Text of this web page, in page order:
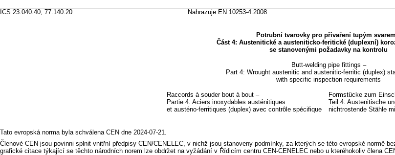
ICS 23.040.40; 77.140.20 Nahrazuje EN 10253-4:2008
Potrubní tvarovky pro přivaření tupým
Část 4: Austenitické a austeniticko-feritické (duplexní)
se stanovenými požadavky na kontrolu
Butt-welding pipe fittings –
Part 4: Wrought austenitic and austenitic-ferritic (duplex)
with specific inspection requirements
Raccords à souder bout à bout –
Partie 4: Aciers inoxydables austénitiques
et austéno-ferritiques (duplex) avec contrôle spécifique
Formstücke zum
Teil 4: Austenitische
nichtrostende Stähle
Tato evropská norma byla schválena CEN dne 2024-07-21.
Členové CEN jsou povinni splnit vnitřní předpisy CEN/CENELEC, v nichž jsou stanoveny podmínky, za kterých se této evropské normě
grafické citace týkající se těchto národních norem lze obdržet na vyžádání v Řídicím centru CEN-CENELEC nebo u kteréhokoliv člena